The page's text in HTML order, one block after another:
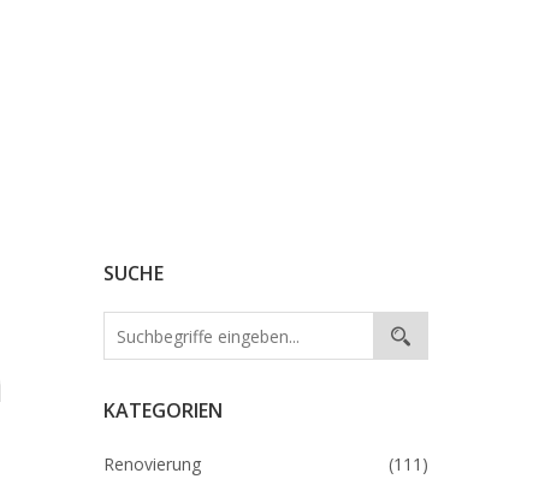
SUCHE
KATEGORIEN
Renovierung (111)